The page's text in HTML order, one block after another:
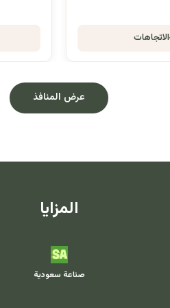
الاتجاهات
عرض المنافذ
المزايا
صناعة سعودية